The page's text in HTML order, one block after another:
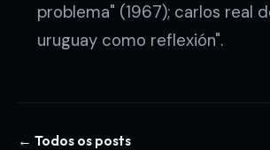
problema" (1967); carlos real
uruguay como reflexión".
← Todos os posts